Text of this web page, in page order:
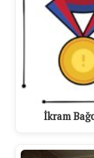
İkram